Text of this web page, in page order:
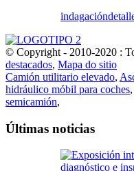
indagación
© Copyright - 2010-2020 :
destacados, Mapa do sitio
Camión utilitario elevado,
hidráulico móbil para coches,
semicamión,
Últimas noticias